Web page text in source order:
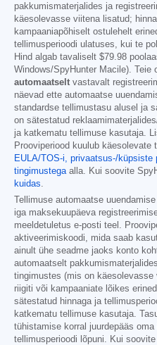
pakkumismaterjalides ja
käesolevasse viitena lisatud;
kampaaniapõhiselt ostulehelt
tellimusperioodi ulatuses, kui te
Hind algab tavaliselt $79.98
Windows/SpyHunter Macile). Teie
automaatselt vastavalt
näevad ette automaatse
standardse tellimustasu alusel ja
on sätestatud
ja katkematu tellimuse kasutaja.
Prooviperiood kuulub käesolevate
EULA/TOS-i,
privaatsus-/küpsiste
tingimustega alla. Kui soovite
kuidas
Tellimuse automaatse
iga maksekuupäeva
meeldetuletus e-posti teel.
aktiveerimiskoodi, mida saab
ainult ühe seadme jaoks konto
automaatselt
tingimustes (mis on
riigiti või kampaaniate lõikes
sätestatud hinnaga ja
katkematu tellimuse kasutaja.
tühistamise korral juurdepääs
tellimusperioodi lõpuni. Kui